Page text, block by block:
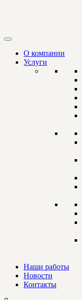
О компании
Услуги
Наши работы
Новости
Контакты